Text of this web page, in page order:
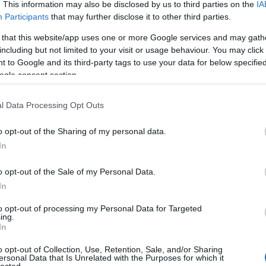
This information may also be disclosed by us to third parties on the
Participants that may further disclose it to other third parties.
that this website/app uses one or more Google services and may
but not limited to your visit or usage behaviour. You may
to Google and its third-party tags to use your data for below
consent section.
Data Processing Opt Outs
opt-out of the Sharing of my personal data.
opt-out of the Sale of my Personal Data.
opt-out of processing my Personal Data for Targeted
opt-out of Collection, Use, Retention, Sale, and/or Sharing
Data that Is Unrelated with the Purposes for which it
TOVÁBB
Szólj hozzá!
sütő elektromos kerékpár hőszivattyús szárítógép
hűtőszerkény